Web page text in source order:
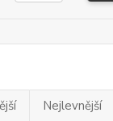
Nejlevnější